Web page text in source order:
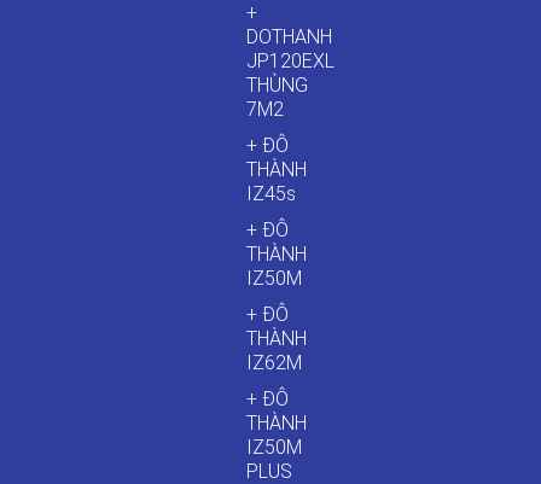
+
DOTHANH
JP120EXL
THÙNG
7M2
+ ĐÔ
THÀNH
IZ45s
+ ĐÔ
THÀNH
IZ50M
+ ĐÔ
THÀNH
IZ62M
+ ĐÔ
THÀNH
IZ50M
PLUS